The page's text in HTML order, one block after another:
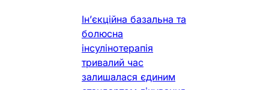
Ін’єкційна базальна та
болюсна
інсулінотерапія
тривалий час
залишалася єдиним